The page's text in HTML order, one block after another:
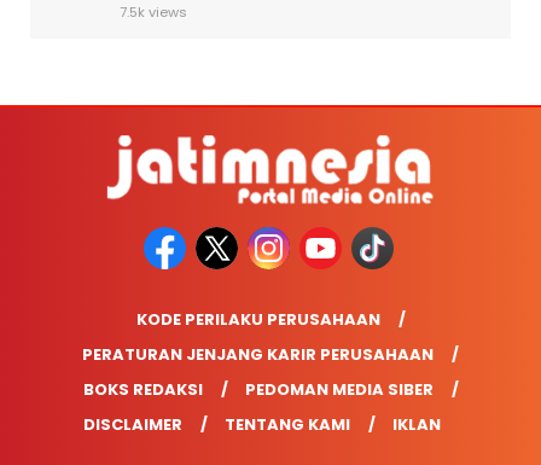
7.5k views
KODE PERILAKU PERUSAHAAN
PERATURAN JENJANG KARIR PERUSAHAAN
BOKS REDAKSI
PEDOMAN MEDIA SIBER
DISCLAIMER
TENTANG KAMI IKLAN